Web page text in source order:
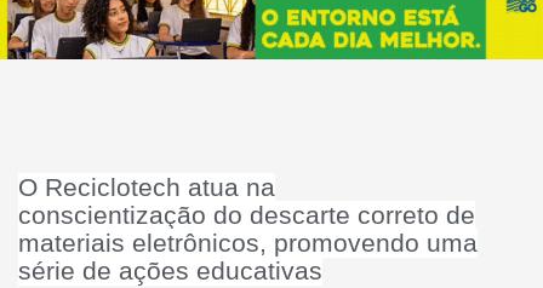
O Reciclotech atua na
conscientização do descarte correto de
materiais eletrônicos, promovendo uma
série de ações educativas